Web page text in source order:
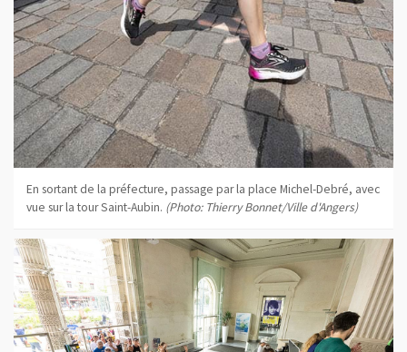
En sortant de la préfecture, passage par la place Michel-Debré, avec
vue sur la tour Saint-Aubin. (Photo: Thierry Bonnet/Ville d'Angers)